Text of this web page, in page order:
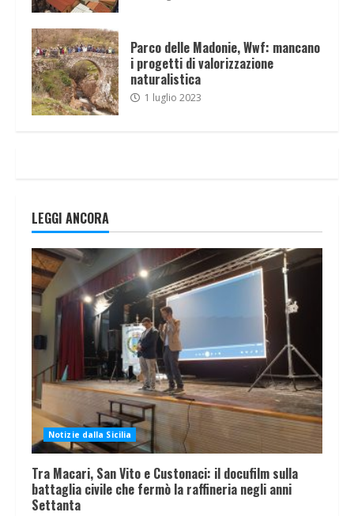
Parco delle Madonie, Wwf: mancano
i progetti di valorizzazione
naturalistica
1 luglio 2023
LEGGI ANCORA
Notizie dalla Sicilia
Tra Macari, San Vito e Custonaci: il docufilm sulla
battaglia civile che fermò la raffineria negli anni
Settanta